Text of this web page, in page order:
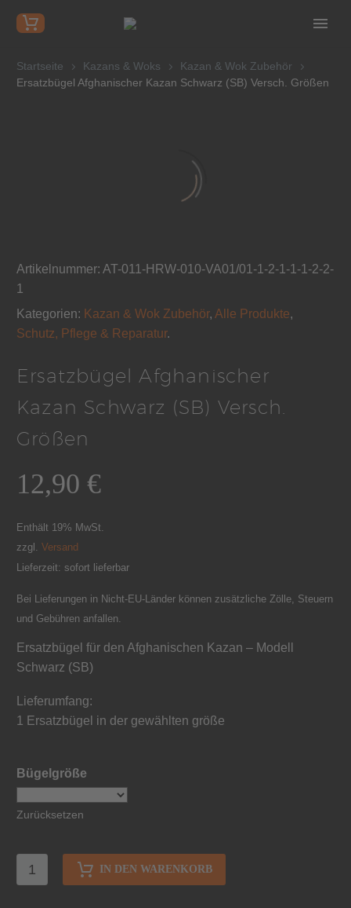
Startseite Kazans & Woks
Kazan & Wok Zubehör
Ersatzbügel Afghanischer Kazan Schwarz (SB) Versch. Größen
Artikelnummer: AT-011-HRW-010-VA01/01-1-2-1-1-1-2-2-
1
Kategorien: Kazan & Wok Zubehör, Alle Produkte,
Schutz, Pflege & Reparatur.
Ersatzbügel Afghanischer
Kazan Schwarz (SB) Versch.
Größen
12,90 €
Enthält 19% MwSt.
zzgl. Versand
Lieferzeit: sofort lieferbar
Bei Lieferungen in Nicht-EU-Länder können zusätzliche Zölle, Steuern
und Gebühren anfallen.
Ersatzbügel für den Afghanischen Kazan – Modell
Schwarz (SB)
Lieferumfang:
1 Ersatzbügel in der gewählten größe
Bügelgröße
Zurücksetzen
IN DEN WARENKORB